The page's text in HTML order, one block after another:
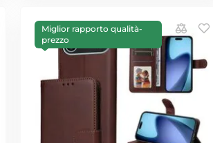
Miglior rapporto qualità-
prezzo